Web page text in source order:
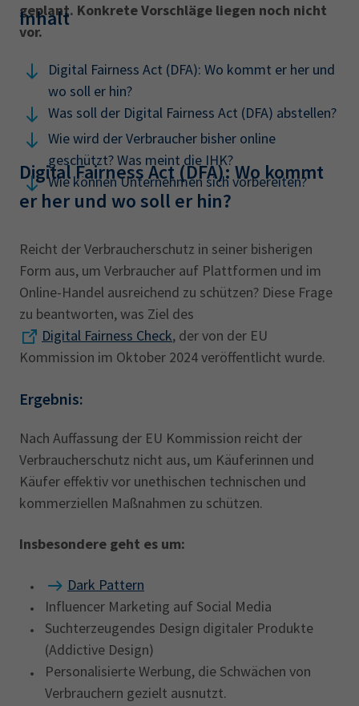
geplant. Konkrete Vorschläge liegen noch nicht
vor.
Inhalt
Digital Fairness Act (DFA): Wo kommt er her und
wo soll er hin?
Was soll der Digital Fairness Act (DFA) abstellen?
Wie wird der Verbraucher bisher online
geschützt? Was meint die IHK?
Wie können Unternehmen sich vorbereiten?
Digital Fairness Act (DFA): Wo kommt
er her und wo soll er hin?
Reicht der Verbraucherschutz in seiner bisherigen
Form aus, um Verbraucher auf Plattformen und im
Online-Handel ausreichend zu schützen? Diese Frage
zu beantworten, was Ziel des
Digital Fairness Check, der von der EU
Kommission im Oktober 2024 veröffentlicht wurde.
Ergebnis:
Nach Auffassung der EU Kommission reicht der
Verbraucherschutz nicht aus, um Käuferinnen und
Käufer effektiv vor unethischen technischen und
kommerziellen Maßnahmen zu schützen.
Insbesondere geht es um:
Dark Pattern
Influencer Marketing auf Social Media
Suchterzeugendes Design digitaler Produkte
(Addictive Design)
Personalisierte Werbung, die Schwächen von
Verbrauchern gezielt ausnutzt.